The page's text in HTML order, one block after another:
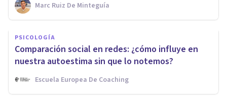
Marc Ruiz De Minteguía
PSICOLOGÍA
Comparación social en redes: ¿cómo influye en
nuestra autoestima sin que lo notemos?
Escuela Europea De Coaching